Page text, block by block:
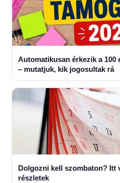
Automatikusan érkezik a
– mutatjuk, kik jogosultak rá
Dolgozni kell szombaton? Itt
részletek